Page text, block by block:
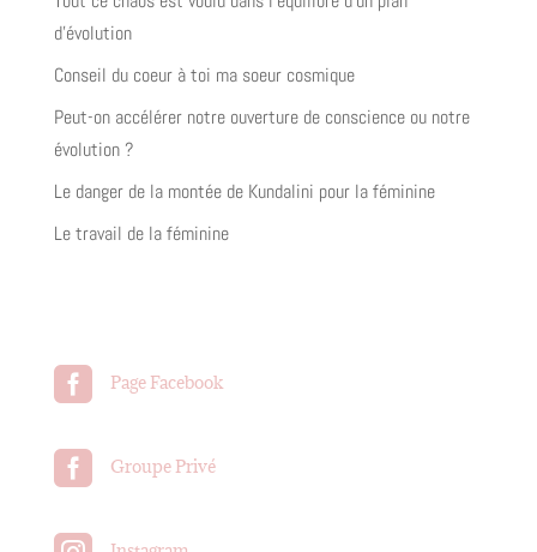
d’évolution
Conseil du coeur à toi ma soeur cosmique
Peut-on accélérer notre ouverture de conscience ou notre
évolution ?
Le danger de la montée de Kundalini pour la féminine
Le travail de la féminine
 Page Facebook
 Groupe Privé